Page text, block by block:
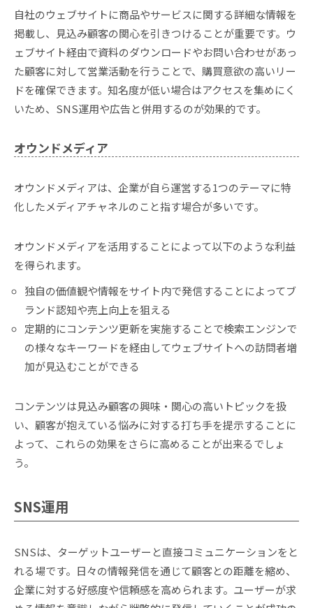
自社のウェブサイトに商品やサービスに関する詳細な情報を
掲載し、見込み顧客の関心を引きつけることが重要です。ウ
ェブサイト経由で資料のダウンロードやお問い合わせがあっ
た顧客に対して営業活動を行うことで、購買意欲の高いリー
ドを確保できます。知名度が低い場合はアクセスを集めにく
いため、SNS運用や広告と併用するのが効果的です。
オウンドメディア
オウンドメディアは、企業が自ら運営する1つのテーマに特
化したメディアチャネルのこと指す場合が多いです。
オウンドメディアを活用することによって以下のような利益
を得られます。
独自の価値観や情報をサイト内で発信することによってブ
ランド認知や売上向上を狙える
定期的にコンテンツ更新を実施することで検索エンジンで
の様々なキーワードを経由してウェブサイトへの訪問者増
加が見込むことができる
コンテンツは見込み顧客の興味・関心の高いトピックを扱
い、顧客が抱えている悩みに対する打ち手を提示することに
よって、これらの効果をさらに高めることが出来るでしょ
う。
SNS運用
SNSは、ターゲットユーザーと直接コミュニケーションをと
れる場です。日々の情報発信を通じて顧客との距離を縮め、
企業に対する好感度や信頼感を高められます。ユーザーが求